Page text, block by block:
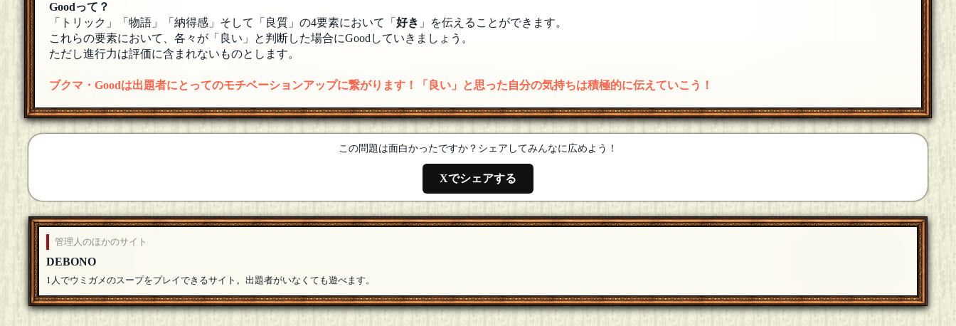
Goodって？
「トリック」「物語」「納得感」そして「良質」の4要素において「 好き 」を伝えることができます。
これらの要素において、各々が「良い」と判断した場合にGoodしていきましょう。
ただし進行力は評価に含まれないものとします。
ブクマ・Goodは出題者にとってのモチベーションアップに繋がります！「良い」と思った自分の気持ちは積極的に伝えていこう！
この問題は面白かったですか？シェアしてみんなに広めよう！
Xでシェアする
管理人のほかのサイト
DEBONO
1人でウミガメのスープをプレイできるサイト。出題者がいなくても遊べます。